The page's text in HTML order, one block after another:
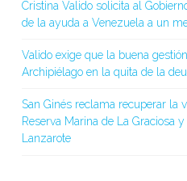
Cristina Valido solicita al
de la ayuda a Venezuela a un
Valido exige que la buena
Archipiélago en la quita de la
San Ginés reclama recuperar la
Reserva Marina de La Graciosa
Lanzarote